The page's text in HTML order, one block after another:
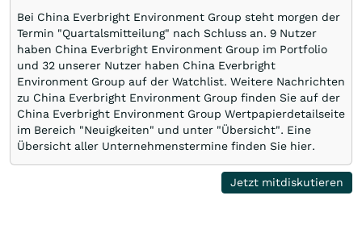
Bei China Everbright Environment Group steht morgen der
Termin "Quartalsmitteilung" nach Schluss an. 9 Nutzer
haben China Everbright Environment Group im Portfolio
und 32 unserer Nutzer haben China Everbright
Environment Group auf der Watchlist. Weitere Nachrichten
zu China Everbright Environment Group finden Sie auf der
China Everbright Environment Group Wertpapierdetailseite
im Bereich "Neuigkeiten" und unter "Übersicht". Eine
Übersicht aller Unternehmenstermine finden Sie hier.
Jetzt mitdiskutieren